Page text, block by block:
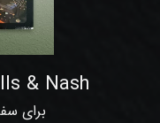
& Nash
برای